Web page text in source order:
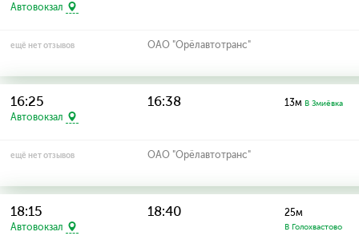
Автовокзал
ещё нет отзывов ОАО "Орёлавтотранс"
16:25
Автовокзал
16:38 13м В Змиёвка
ещё нет отзывов ОАО "Орёлавтотранс"
18:15
Автовокзал
18:40 25м
В Голохвастово